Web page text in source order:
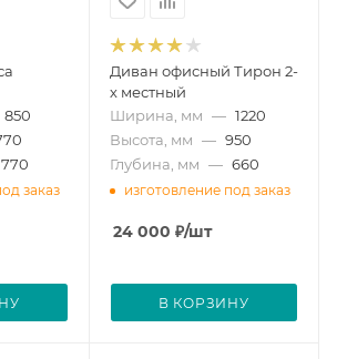
850
770
заказ
Диван офисный Тирон 2-
х местный
Ширина, мм — 1220
Высота, мм — 950
Глубина, мм — 660
изготовление под заказ
24 000 ₽/шт
В КОРЗИНУ